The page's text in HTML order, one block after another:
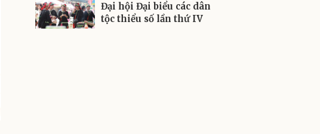
Đại hội Đại biểu các dân
tộc thiểu số lần thứ IV